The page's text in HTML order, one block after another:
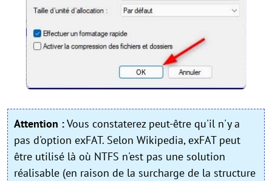
Attention :Vous constaterez peut-être qu'il n'y a
pas d'option exFAT. Selon Wikipedia, exFAT peut
être utilisé là où NTFS n'est pas une solution
réalisable (en raison de la surcharge de la structure